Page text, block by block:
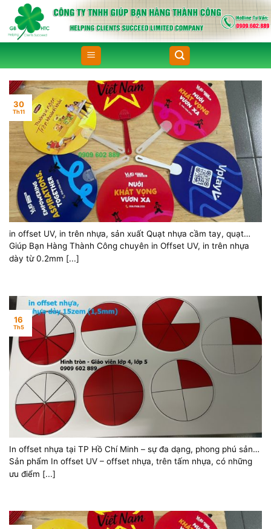
Skip
content
in offset UV, in trên nhựa, sản xuất Quạt nhựa cầm tay, quạt
nhựa cán dài, quạt nhựa 8 zem, in posm nhựa dày 8 zem
Giúp Bạn Hàng Thành Công chuyên in Offset UV, in trên nhựa
dày từ 0.2mm [...]
30
Th11
In offset nhựa tại TP Hồ Chí Minh – sự đa dạng, phong phú sản
phẩm in offset nhựa
Sản phẩm In offset UV – offset nhựa, trên tấm nhựa, có những
ưu điểm [...]
16
Th5